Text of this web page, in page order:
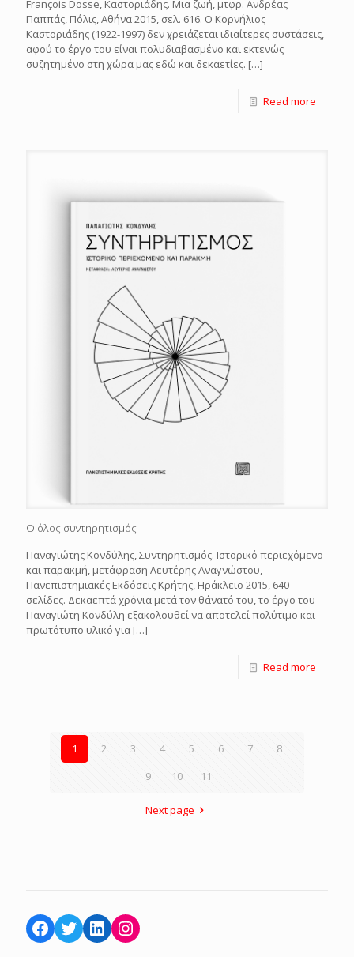
François Dosse, Καστοριάδης. Μια ζωή, μτφρ. Ανδρέας
Παππάς, Πόλις, Αθήνα 2015, σελ. 616. Ο Κορνήλιος
Καστοριάδης (1922-1997) δεν χρειάζεται ιδιαίτερες συστάσεις,
αφού το έργο του είναι πολυδιαβασμένο και εκτενώς
συζητημένο στη χώρα μας εδώ και δεκαετίες. […]
Read more
Ο όλος συντηρητισμός
Παναγιώτης Κονδύλης, Συντηρητισμός. Ιστορικό περιεχόμενο
και παρακμή, μετάφραση Λευτέρης Αναγνώστου,
Πανεπιστημιακές Εκδόσεις Κρήτης, Ηράκλειο 2015, 640
σελίδες. Δεκαεπτά χρόνια μετά τον θάνατό του, το έργο του
Παναγιώτη Κονδύλη εξακολουθεί να αποτελεί πολύτιμο και
πρωτότυπο υλικό για […]
Read more
1 2 3 4 5 6 7
8
9
10 11
Next page
Facebook
Twitter
LinkedIn
Instagram